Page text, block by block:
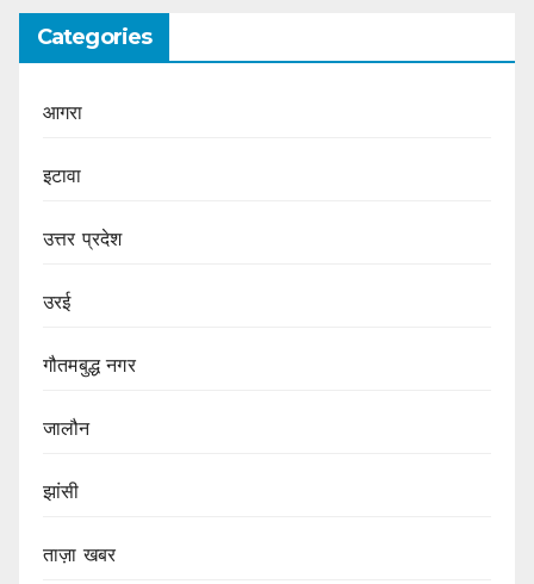
Categories
आगरा
इटावा
उत्तर प्रदेश
उरई
गौतमबुद्ध नगर
जालौन
झांसी
ताज़ा खबर